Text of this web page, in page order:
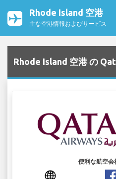
Rhode Island 空港
主な空港情報およびサービス
Rhode Island 空港 の
便利な航空会